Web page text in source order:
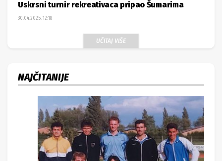
Uskrsni turnir rekreativaca pripao Šumarima
30.04.2025. 12:18
UČITAJ VIŠE
NAJČITANIJE